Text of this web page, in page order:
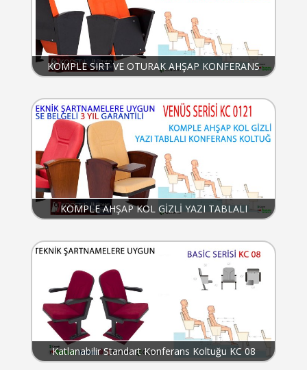
KOMPLE SIRT VE OTURAK AHŞAP KONFERANS
KOMPLE AHŞAP KOL GİZLİ YAZI TABLALI
Katlanabilir Standart Konferans Koltuğu KC 08